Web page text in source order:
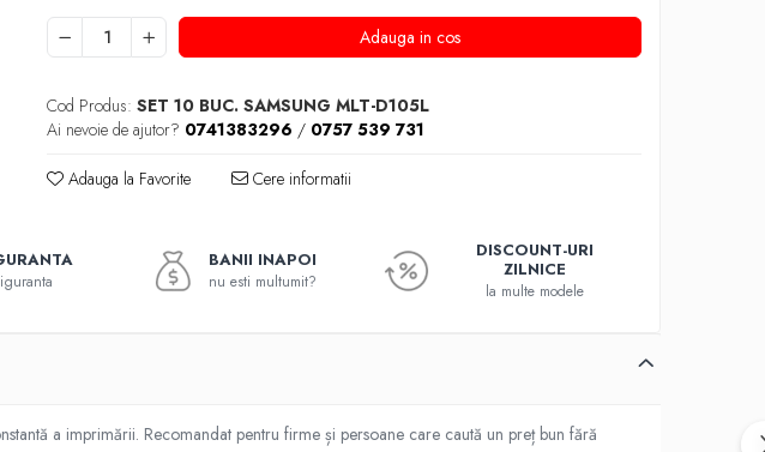
Adauga in cos
Cod Produs: SET 10 BUC. SAMSUNG MLT-D105L
Ai nevoie de ajutor? 0741383296 / 0757 539 731
Adauga la Favorite Cere informatii
BANII INAPOI
nu esti multumit?
DISCOUNT-URI
ZILNICE
la multe modele
a imprimării. Recomandat pentru firme și persoane care caută un preț bun fără